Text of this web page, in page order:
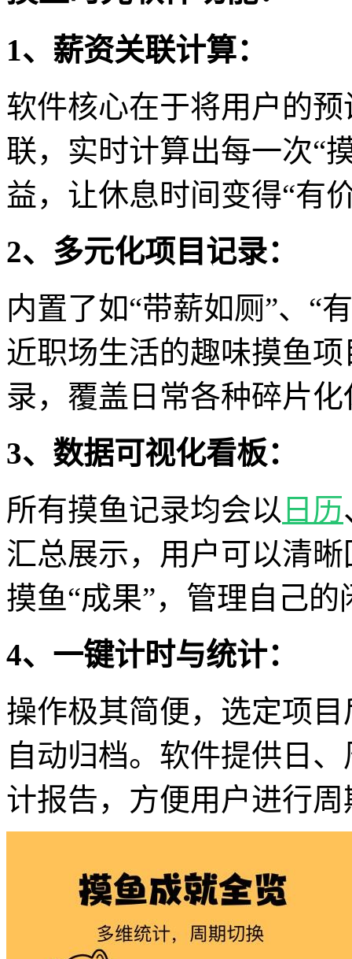
1、薪资关联计算：
软件核心在于将用户的
联，实时计算出每一次“
益，让休息时间变得“有
2、多元化项目记录：
内置了如“带薪如厕”、“
近职场生活的趣味摸鱼
录，覆盖日常各种碎片
3、数据可视化看板：
所有摸鱼记录均会以 日历
汇总展示，用户可以清
摸鱼“成果”，管理自己的
4、一键计时与统计：
操作极其简便，选定项
自动归档。软件提供日
计报告，方便用户进行